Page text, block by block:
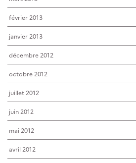
février 2013
janvier 2013
décembre 2012
octobre 2012
juillet 2012
juin 2012
mai 2012
avril 2012